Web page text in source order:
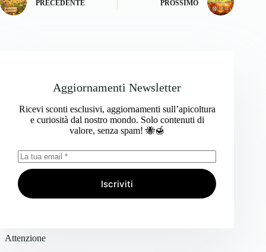
PRECEDENTE PROSSIMO
Aggiornamenti Newsletter
Ricevi sconti esclusivi, aggiornamenti sull’apicoltura
e curiosità dal nostro mondo. Solo contenuti di
valore, senza spam! 🐝🍯
Iscriviti
Attenzione